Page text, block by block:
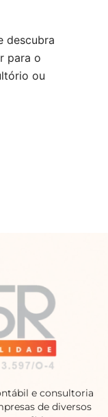
descubra
para o
ou
e consultoria
de diversos